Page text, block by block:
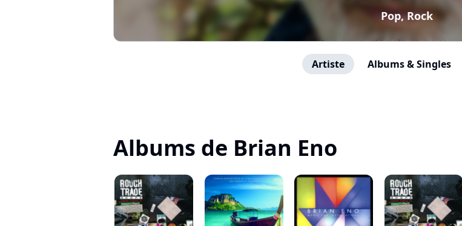
Pop, Rock
Artiste Albums & Singles
Albums de Brian Eno